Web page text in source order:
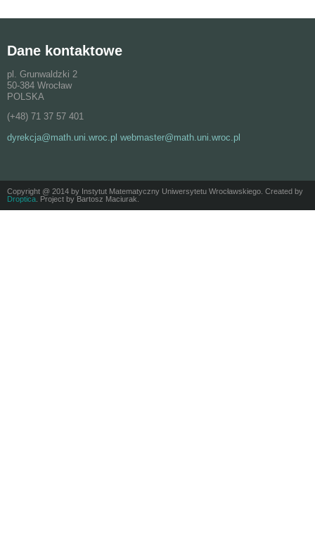
Dane kontaktowe
pl. Grunwaldzki 2
50-384 Wrocław
POLSKA
(+48) 71 37 57 401
dyrekcja@math.uni.wroc.pl webmaster@math.uni.wroc.pl
Copyright @ 2014 by Instytut Matematyczny Uniwersytetu Wrocławskiego. Created by
Droptica . Project by Bartosz Maciurak.